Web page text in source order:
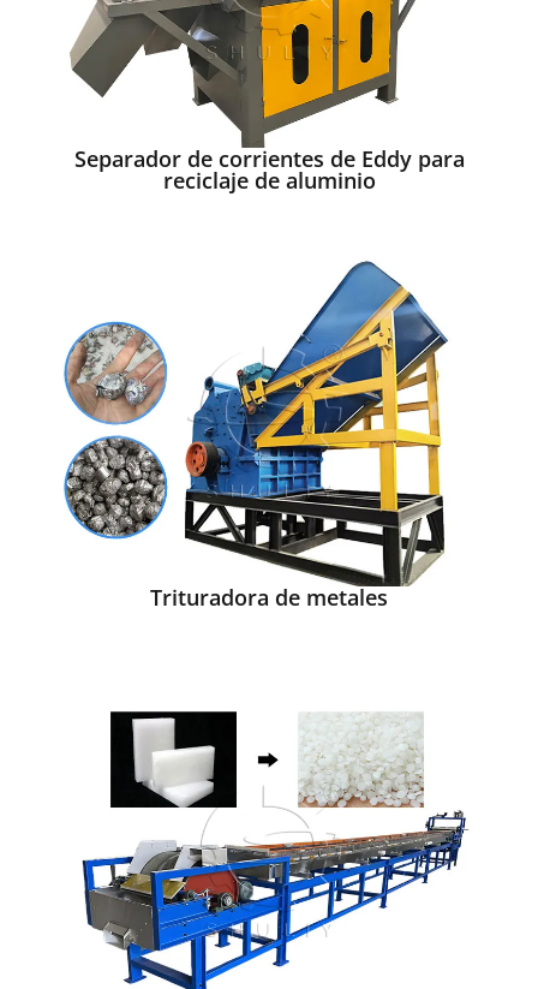
Separador de corrientes de Eddy para
reciclaje de aluminio
Trituradora de metales